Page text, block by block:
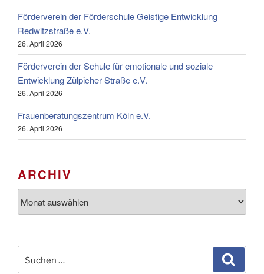
Förderverein der Förderschule Geistige Entwicklung
Redwitzstraße e.V.
26. April 2026
Förderverein der Schule für emotionale und soziale
Entwicklung Zülpicher Straße e.V.
26. April 2026
Frauenberatungszentrum Köln e.V.
26. April 2026
ARCHIV
nach: